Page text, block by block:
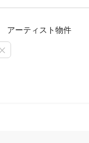
アーティスト物件